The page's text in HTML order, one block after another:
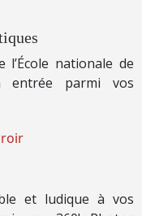
nationale de
entrée parmi vos
et ludique à vos